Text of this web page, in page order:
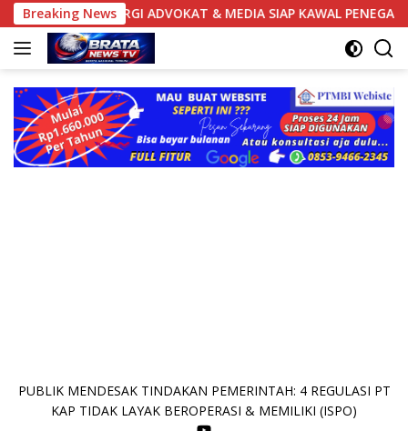
Langsung
ke
konten
Breaking News
ADVOKAT & MEDIA SIAP KAWAL PENEGAKAN HUKUM
PUBLIK MENDESAK TINDAKAN PEMERINTAH: 4 REGULASI PT
KAP TIDAK LAYAK BEROPERASI & MEMILIKI (ISPO)